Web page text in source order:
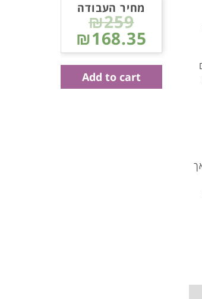
מחיר העבודה
₪259
₪168.35
Add to cart